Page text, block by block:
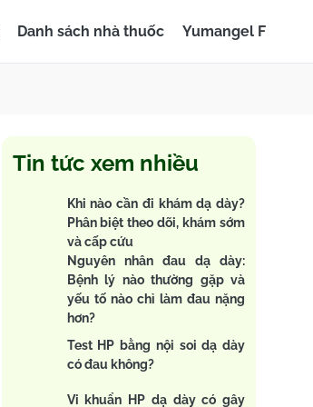
Danh sách nhà thuốc Yumangel F
Tin tức xem nhiều
Khi nào cần đi khám dạ dày?
Phân biệt theo dõi, khám sớm
và cấp cứu
Nguyên nhân đau dạ dày:
Bệnh lý nào thường gặp và
yếu tố nào chỉ làm đau nặng
hơn?
Test HP bằng nội soi dạ dày
có đau không?
Vi khuẩn HP dạ dày có gây